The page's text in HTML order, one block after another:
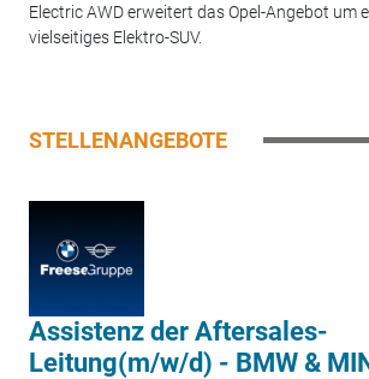
Electric AWD erweitert das Opel-Angebot um
vielseitiges Elektro-SUV.
STELLENANGEBOTE
Assistenz der Aftersales-
Leitung(m/w/d) - BMW &